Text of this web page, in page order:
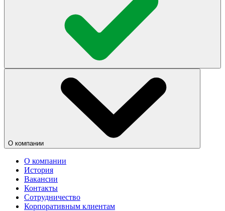
О компании
О компании
История
Вакансии
Контакты
Сотрудничество
Корпоративным клиентам